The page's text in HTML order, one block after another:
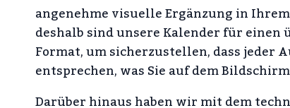
angenehme visuelle Ergänzung in
deshalb sind unsere Kalender für
Format, um sicherzustellen, dass jeder
entsprechen, was Sie auf dem
Darüber hinaus haben wir mit dem